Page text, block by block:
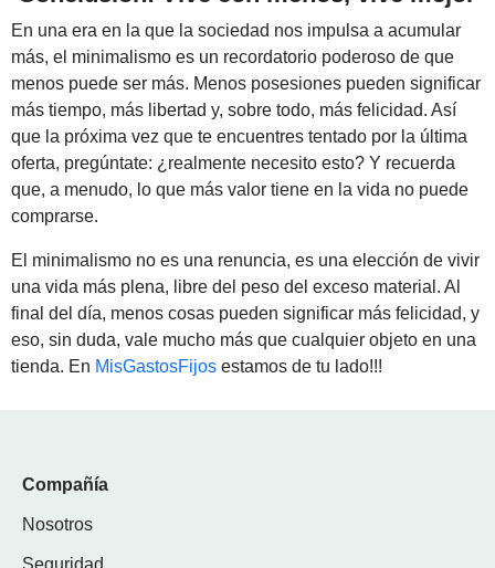
En una era en la que la sociedad nos impulsa a acumular
más, el minimalismo es un recordatorio poderoso de que
menos puede ser más. Menos posesiones pueden significar
más tiempo, más libertad y, sobre todo, más felicidad. Así
que la próxima vez que te encuentres tentado por la última
oferta, pregúntate: ¿realmente necesito esto? Y recuerda
que, a menudo, lo que más valor tiene en la vida no puede
comprarse.
El minimalismo no es una renuncia, es una elección de vivir
una vida más plena, libre del peso del exceso material. Al
final del día, menos cosas pueden significar más felicidad, y
eso, sin duda, vale mucho más que cualquier objeto en una
tienda. En MisGastosFijos estamos de tu lado!!!
Compañía
Nosotros
Seguridad